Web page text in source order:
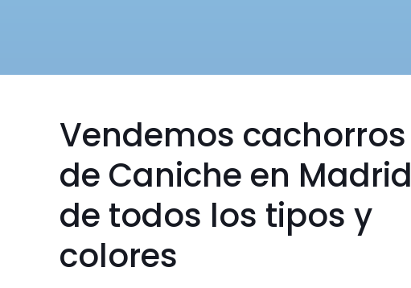
Vendemos cachorros
de Caniche en Madrid
de todos los tipos y
colores